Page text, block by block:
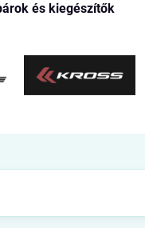
és kiegészítők